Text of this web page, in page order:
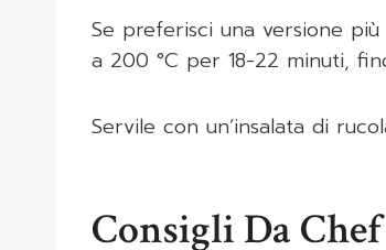
Se preferisci una versione
a 200 °C per 18-22 minuti,
Servile con un’insalata di
Consigli Da